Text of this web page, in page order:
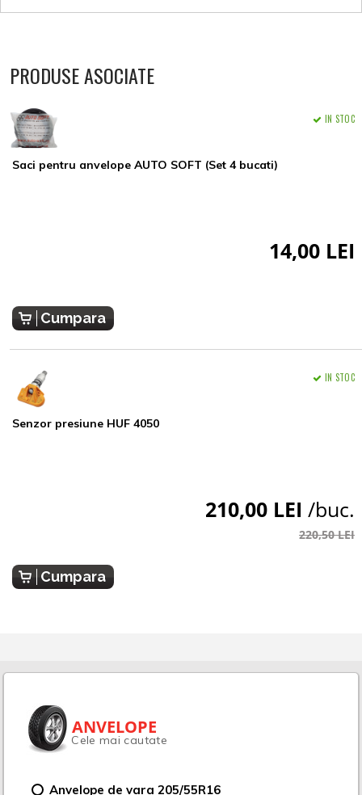
PRODUSE ASOCIATE
Saci pentru anvelope AUTO SOFT (Set 4 bucati)
IN STOC
14,00 LEI
Cumpara
Senzor presiune HUF 4050
IN STOC
210,00 LEI /buc.
220,50 LEI
Cumpara
ANVELOPE
Cele mai cautate
Anvelope de vara 205/55R16